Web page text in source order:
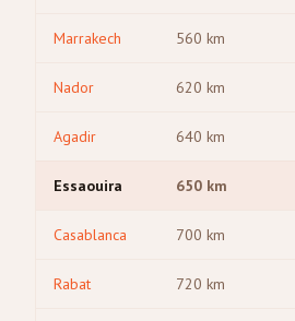
Marrakech 560 km
Nador 620 km
Agadir 640 km
Essaouira 650 km
Casablanca 700 km
Rabat 720 km